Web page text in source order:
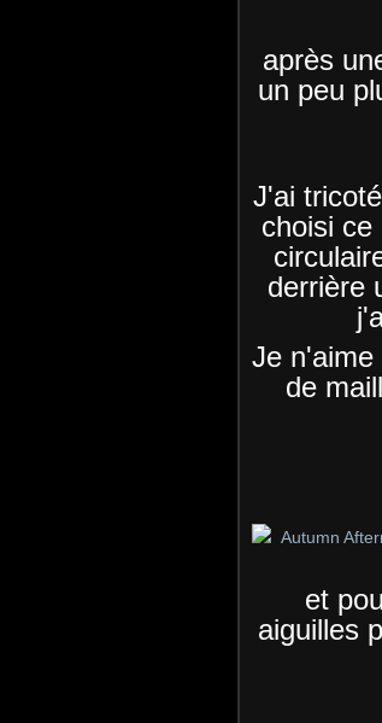
après
un peu
J'ai
choisi ce
derrière
Je n'aime
de
et
aiguilles